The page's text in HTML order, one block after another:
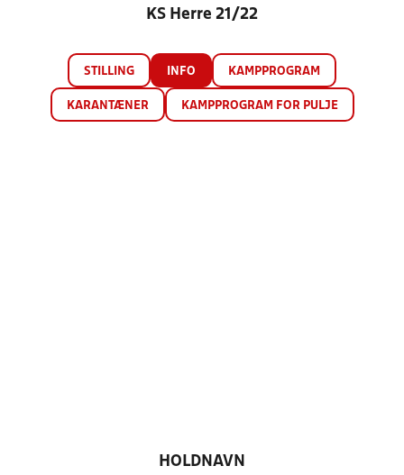
KS Herre 21/22
STILLING INFO KAMPPROGRAM
KARANTÆNER KAMPPROGRAM FOR PULJE
HOLDNAVN